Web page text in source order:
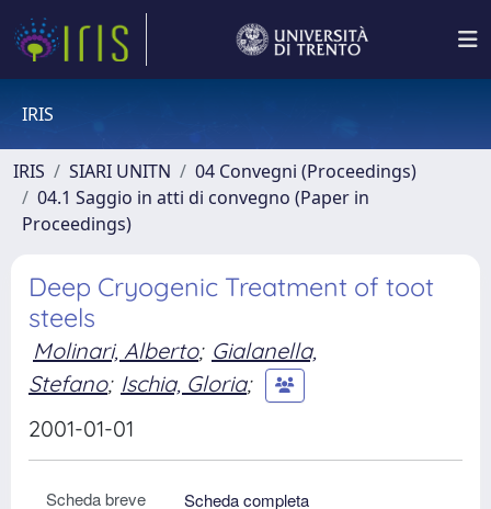
IRIS
IRIS SIARI UNITN
04 Convegni (Proceedings)
04.1 Saggio in atti di convegno (Paper in
Proceedings)
Deep Cryogenic Treatment of toot
steels
Molinari, Alberto; Gialanella,
Stefano; Ischia, Gloria;
2001-01-01
Scheda breve
Scheda completa